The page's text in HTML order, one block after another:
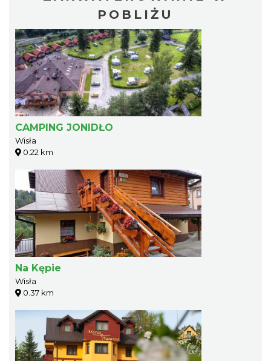
POBLIŻU
CAMPING JONIDŁO
Wisła
0.22 km
Na Kępie
Wisła
0.37 km